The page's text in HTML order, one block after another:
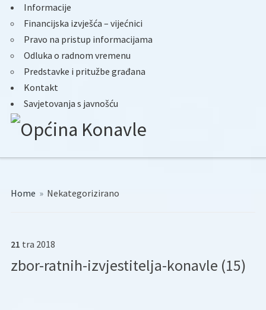
Informacije
Financijska izvješća – vijećnici
Pravo na pristup informacijama
Odluka o radnom vremenu
Predstavke i pritužbe građana
Kontakt
Savjetovanja s javnošću
Home » Nekategorizirano
21 tra 2018
zbor-ratnih-izvjestitelja-konavle (15)